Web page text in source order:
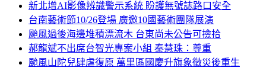
新北增AI影像辨識警示系統 盼護無號誌路口安全
台南藝術節10/26登場 廣邀10國藝術團隊展演
颱風過後海邊堆積漂流木 台東尚未公告可撿拾
郝龍斌不出席台智光專案小組 秦慧珠：尊重
颱風山陀兒肆虐復原 萬里區國慶升旗象徵災後重生